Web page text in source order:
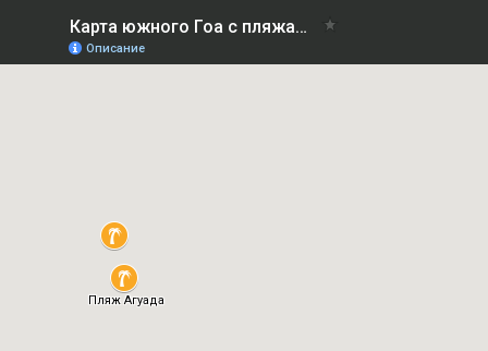
Пляж Агуада
Карта южного Гоа с пляжами и отелями на русском языке
Описание